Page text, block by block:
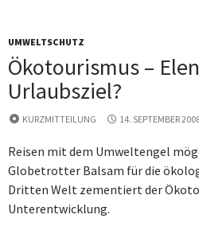
UMWELTSCHUTZ
Ökotourismus –
Urlaubsziel?
KURZMITTEILUNG 14. SEPTEMBER
Reisen mit dem Umweltengel
Globetrotter Balsam für die
Dritten Welt zementiert der
Unterentwicklung.